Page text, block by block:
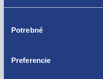
súhlasu
Potrebné
Preferencie
Použiteľné pre vozidlá
Škoda Fabia I 1999-2007
Škoda Superb II 2008-2015
Škoda Yeti